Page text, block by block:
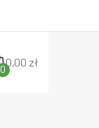
0,00 zł
0